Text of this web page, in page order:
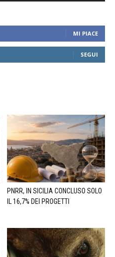
MI PIACE
SEGUI
PNRR, IN SICILIA CONCLUSO SOLO
IL 16,7% DEI PROGETTI